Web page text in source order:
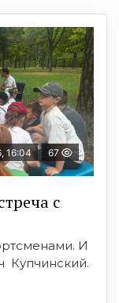
16:04 67
с
И
Купчинский.